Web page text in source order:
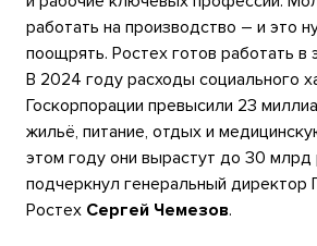
работать на производство – и это
поощрять. Ростех готов работать в
В 2024 году расходы социального
Госкорпорации превысили 23
жильё, питание, отдых и
этом году они вырастут до 30 млрд
подчеркнул генеральный директор
Ростех Сергей Чемезов.